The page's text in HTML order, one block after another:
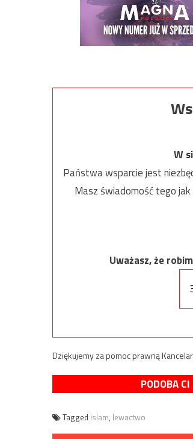
W
Państwa wsparcie jest
Masz świadomość tego
Uważasz, że
Dziękujemy za pomoc prawną
PODOBA
Tagged islam, lewactwo